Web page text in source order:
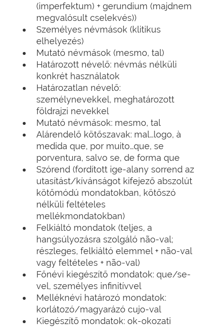
(imperfektum) + gerundium (majdnem
megvalósult cselekvés))
Személyes névmások (klitikus
elhelyezés)
Mutató névmások (mesmo, tal)
Határozott névelő: névmás nélküli
konkrét használatok
Határozatlan névelő:
személynevekkel, meghatározott
földrajzi nevekkel
Mutató névmások: mesmo, tal
Alárendelő kötőszavak: mal…logo, à
medida que, por muito…que, se
porventura, salvo se, de forma que
Szórend (fordított ige-alany sorrend az
utasítást/kívánságot kifejező abszolút
kötőmódú mondatokban, kötőszó
nélküli feltételes
mellékmondatokban)
Felkiáltó mondatok (teljes, a
hangsúlyozásra szolgáló não-val;
részleges, felkiáltó elemmel + não-val
vagy feltételes + não-val)
Főnévi kiegészítő mondatok: que/se-
vel, személyes infinitívvel
Melléknévi határozó mondatok:
korlátozó/magyarázó cujo-val
Kiegészítő mondatok: ok-okozati